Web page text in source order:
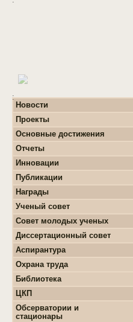
:
Новости
Проекты
+
базовые проекты по
приоритетным
+ Гранты
+ Международные
+
Завершенные проекты.
Основные достижения
Отчеты
+
Фундаментальные
базовые проекты по
направлениям РАН
+ Программы Президиума
+ Программы Отделения
наук о Земле РАН
+
программы Сибирского
отделения РАН
Инновации
Публикации
+
Монографии
Награды
Ученый совет
Совет молодых ученых
+
+
Список молодых ученых
+
Положение о СМУ ГИН
СО РАН
+ ФЦП "ЖИЛИЩЕ"
+ Популяризация науки
Диссертационный совет
Аспирантура
+
деятельность
+ Информация для
поступающих
+ Поступление в ВУЗ
онлайн
+ Аттестация аспирантов
Охрана труда
Библиотека
ЦКП
+
+ Оборудование
Обсерватории и
стационары